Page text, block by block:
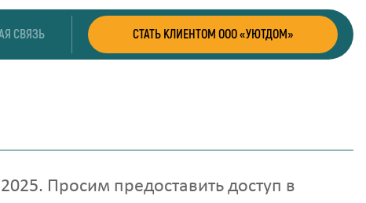
СВЯЗЬ СТАТЬ КЛИЕНТОМ ООО «УЮТДОМ»
Просим предоставить доступ в